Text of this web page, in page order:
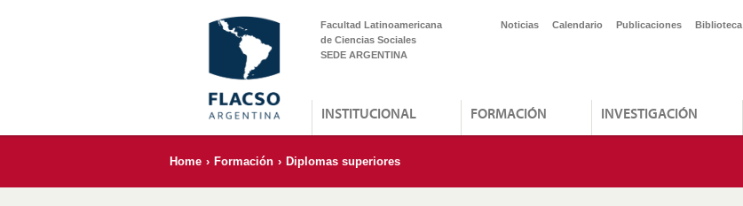
Facultad Latinoamericana
de Ciencias Sociales
SEDE ARGENTINA
Noticias Calendario Publicaciones Biblioteca
INSTITUCIONAL FORMACIÓN INVESTIGACIÓN
Home › Formación › Diplomas superiores